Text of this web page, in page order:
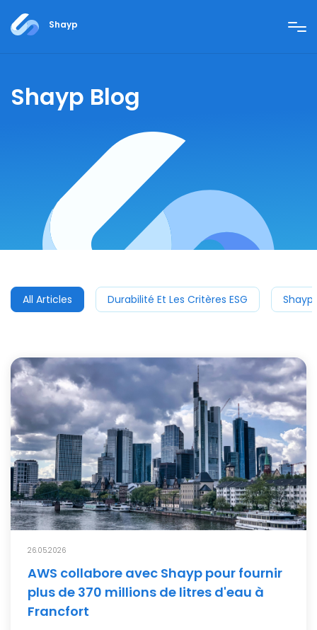
Shayp
Shayp Blog
All Articles Durabilité Et Les Critères ESG Shayp
26.05.2026
AWS collabore avec Shayp pour fournir
plus de 370 millions de litres d'eau à
Francfort